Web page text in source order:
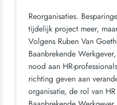
Reorganisaties.
tijdelijk project meer,
Volgens Ruben Van
Baanbrekende
nood aan HR-
richting geven aan
organisatie, de rol van